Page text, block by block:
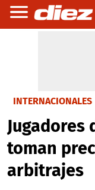
INTERNACIONALES
Jugadores
toman
arbitrajes